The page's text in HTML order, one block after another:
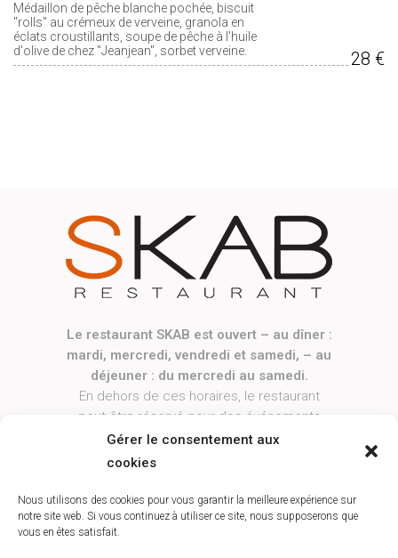
Gérer le consentement aux
cookies
Nous utilisons des cookies pour vous garantir la meilleure expérience sur
notre site web. Si vous continuez à utiliser ce site, nous supposerons que
vous en êtes satisfait.
Médaillon de pêche blanche pochée, biscuit
"rolls" au crémeux de verveine, granola en
éclats croustillants, soupe de pêche à l'huile
d'olive de chez "Jeanjean", sorbet verveine.
28 €
Le restaurant SKAB est ouvert – au dîner :
mardi, mercredi, vendredi et samedi, – au
déjeuner : du mercredi au samedi.
En dehors de ces horaires, le restaurant
peut être réservé pour des événements
privés ou professionnels, sur demande.
fermé le jeudi 13 août.